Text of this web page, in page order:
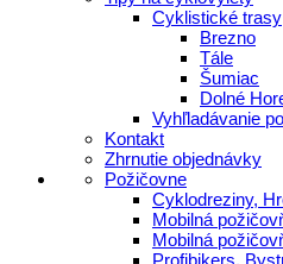
Cyklistické trasy
Brezno
Tále
Šumiac
Dolné
Vyhľladávanie
Kontakt
Zhrnutie objednávky
Požičovne
Cyklodreziny,
Mobilná
Mobilná
Profibikers,